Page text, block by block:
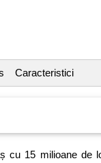
Caracteristici
cu 15 milioane de